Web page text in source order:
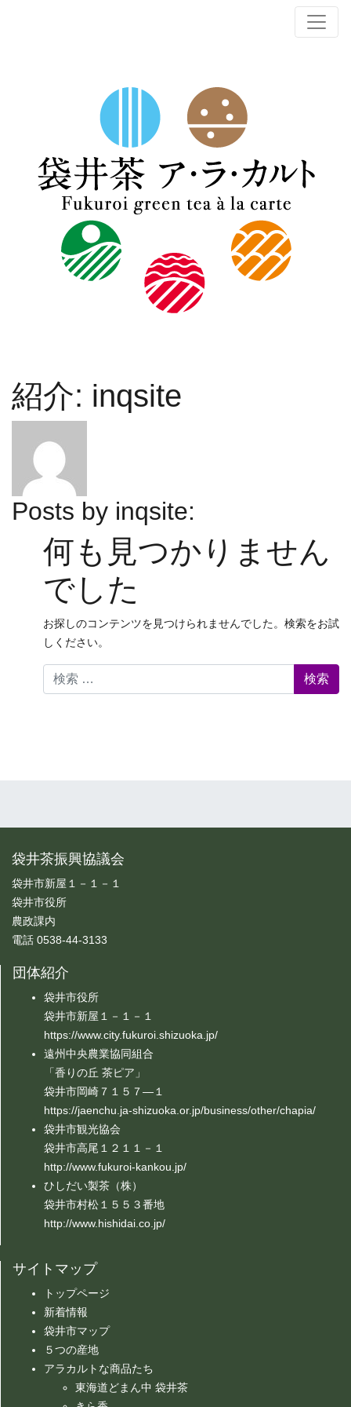
紹介: inqsite
Posts by inqsite:
何も見つかりません
でした
お探しのコンテンツを見つけられませんでした。検索をお試
しください。
検索
袋井茶振興協議会
袋井市新屋１－１－１
袋井市役所
農政課内
電話 0538-44-3133
団体紹介
袋井市役所
袋井市新屋１－１－１
https://www.city.fukuroi.shizuoka.jp/
遠州中央農業協同組合
「香りの丘 茶ピア」
袋井市岡崎７１５７―１
https://jaenchu.ja-shizuoka.or.jp/business/other/chapia/
袋井市観光協会
袋井市高尾１２１１－１
http://www.fukuroi-kankou.jp/
ひしだい製茶（株）
袋井市村松１５５３番地
http://www.hishidai.co.jp/
サイトマップ
トップページ
新着情報
袋井市マップ
５つの産地
アラカルトな商品たち
東海道どまん中 袋井茶